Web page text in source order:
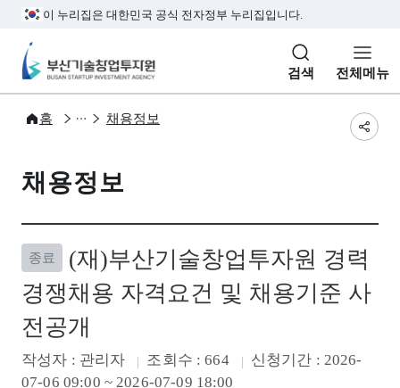
본문 바로가기
주메뉴 바로가기
서브메뉴 바로가기
하단메뉴 바로가기
이 누리집은 대한민국 공식 전자정부 누리집입니다.
부산기술창업투자원
검색 전체메뉴
홈
소식과정보 채용정보
공
채용정보
종료
(재)부산기술창업투자원 경력
경쟁채용 자격요건 및 채용기준 사
전공개
작성자 : 관리자 조회수 : 664 신청기간 : 2026-
07-06 09:00 ~ 2026-07-09 18:00